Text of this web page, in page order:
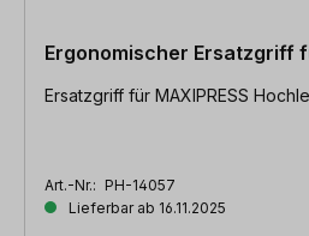
Ergonomischer Ersatzgriff
Ersatzgriff für MAXIPRESS
Art.-Nr.: PH-14057
Lieferbar ab 16.11.2025